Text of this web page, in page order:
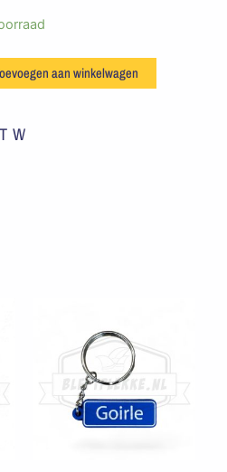
aan winkelwagen